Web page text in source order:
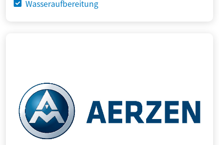
Wasseraufbereitung